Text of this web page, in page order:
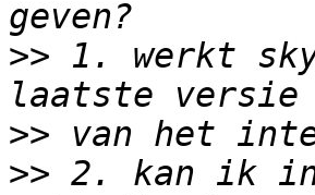
>> 1. werkt
>>
>> 2. kan ik